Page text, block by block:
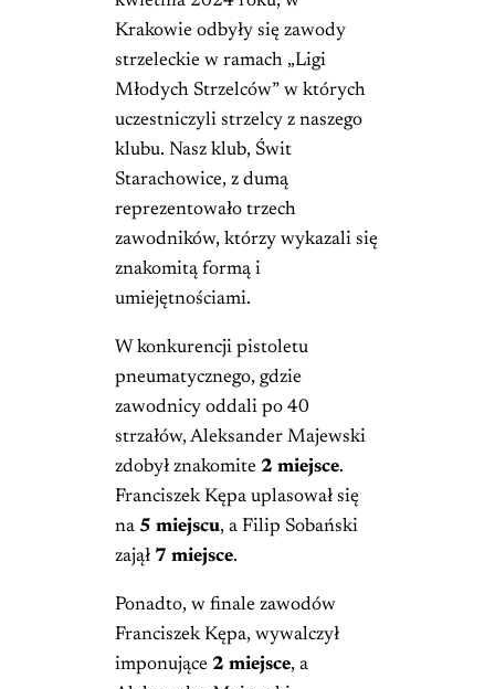
Krakowie odbyły się zawody
strzeleckie w ramach „Ligi
Młodych Strzelców” w których
uczestniczyli strzelcy z naszego
klubu. Nasz klub, Świt
Starachowice, z dumą
reprezentowało trzech
zawodników, którzy wykazali się
znakomitą formą i
umiejętnościami.
W konkurencji pistoletu
pneumatycznego, gdzie
zawodnicy oddali po 40
strzałów, Aleksander Majewski
zdobył znakomite 2 miejsce.
Franciszek Kępa uplasował się
na 5 miejscu, a Filip Sobański
zajął 7 miejsce.
Ponadto, w finale zawodów
Franciszek Kępa, wywalczył
imponujące 2 miejsce, a